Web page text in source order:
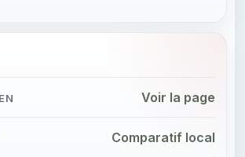
Voir la page
Comparatif local